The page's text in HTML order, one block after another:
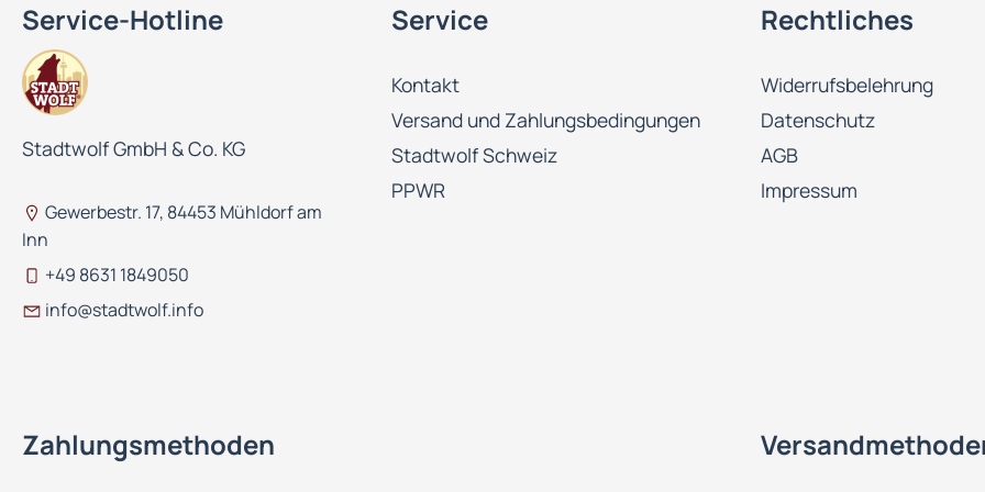
Service-Hotline
Stadtwolf GmbH & Co. KG
Gewerbestr. 17, 84453 Mühldorf am
Inn
+49 8631 1849050
info@stadtwolf.info
Service
Kontakt
Versand und Zahlungsbedingungen
Stadtwolf Schweiz
PPWR
Rechtliches
Widerrufsbelehrung
Datenschutz
AGB
Impressum
Zahlungsmethoden